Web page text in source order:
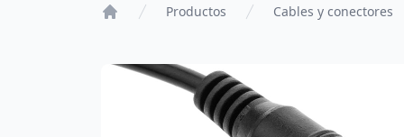
Productos Cables y conectores